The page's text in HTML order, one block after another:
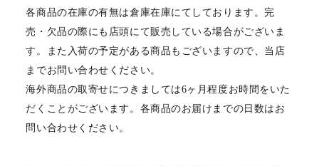
各商品の在庫の有無は倉庫在庫にてしております。完
売・欠品の際にも店頭にて販売している場合がございま
す。また入荷の予定がある商品もございますので、当店
までお問い合わせください。
海外商品の取寄せにつきましては6ヶ月程度お時間をいた
だくことがございます。各商品のお届けまでの日数はお
問い合わせください。